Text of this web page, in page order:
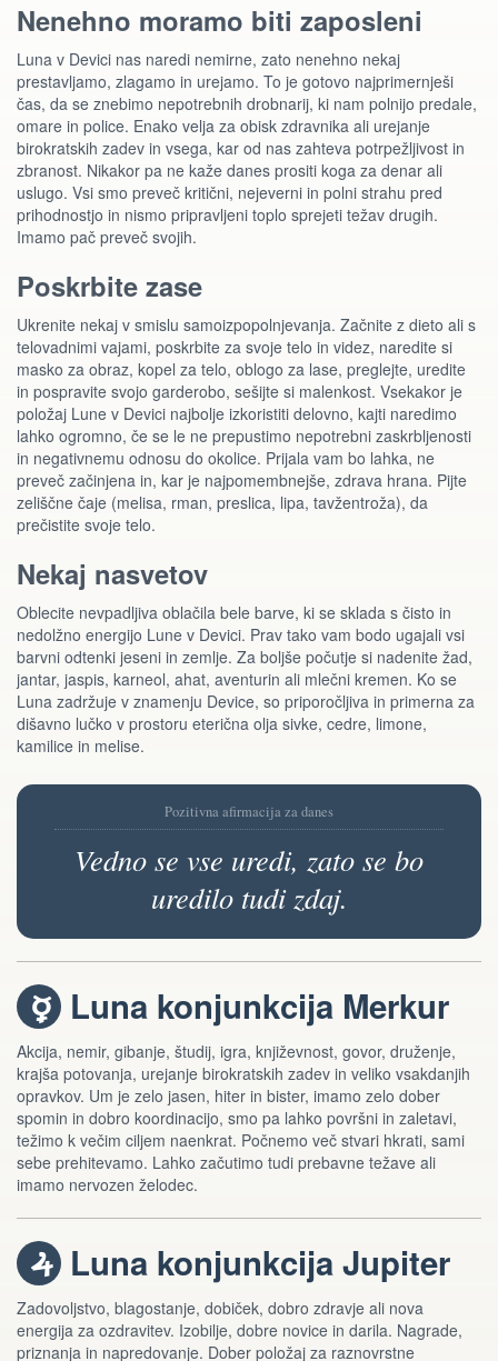
Nenehno moramo biti zaposleni
Luna v Devici nas naredi nemirne, zato nenehno nekaj
prestavljamo, zlagamo in urejamo. To je gotovo najprimernješi
čas, da se znebimo nepotrebnih drobnarij, ki nam polnijo predale,
omare in police. Enako velja za obisk zdravnika ali urejanje
birokratskih zadev in vsega, kar od nas zahteva potrpežljivost in
zbranost. Nikakor pa ne kaže danes prositi koga za denar ali
uslugo. Vsi smo preveč kritični, nejeverni in polni strahu pred
prihodnostjo in nismo pripravljeni toplo sprejeti težav drugih.
Imamo pač preveč svojih.
Poskrbite zase
Ukrenite nekaj v smislu samoizpopolnjevanja. Začnite z dieto ali s
telovadnimi vajami, poskrbite za svoje telo in videz, naredite si
masko za obraz, kopel za telo, oblogo za lase, preglejte, uredite
in pospravite svojo garderobo, sešijte si malenkost. Vsekakor je
položaj Lune v Devici najbolje izkoristiti delovno, kajti naredimo
lahko ogromno, če se le ne prepustimo nepotrebni zaskrbljenosti
in negativnemu odnosu do okolice. Prijala vam bo lahka, ne
preveč začinjena in, kar je najpomembnejše, zdrava hrana. Pijte
zeliščne čaje (melisa, rman, preslica, lipa, tavžentroža), da
prečistite svoje telo.
Nekaj nasvetov
Oblecite nevpadljiva oblačila bele barve, ki se sklada s čisto in
nedolžno energijo Lune v Devici. Prav tako vam bodo ugajali vsi
barvni odtenki jeseni in zemlje. Za boljše počutje si nadenite žad,
jantar, jaspis, karneol, ahat, aventurin ali mlečni kremen. Ko se
Luna zadržuje v znamenju Device, so priporočljiva in primerna za
dišavno lučko v prostoru eterična olja sivke, cedre, limone,
kamilice in melise.
Pozitivna afirmacija za danes
Vedno se vse uredi, zato se bo
uredilo tudi zdaj.
c Luna konjunkcija Merkur
Akcija, nemir, gibanje, študij, igra, književnost, govor, druženje,
krajša potovanja, urejanje birokratskih zadev in veliko vsakdanjih
opravkov. Um je zelo jasen, hiter in bister, imamo zelo dober
spomin in dobro koordinacijo, smo pa lahko površni in zaletavi,
težimo k večim ciljem naenkrat. Počnemo več stvari hkrati, sami
sebe prehitevamo. Lahko začutimo tudi prebavne težave ali
imamo nervozen želodec.
f Luna konjunkcija Jupiter
Zadovoljstvo, blagostanje, dobiček, dobro zdravje ali nova
energija za ozdravitev. Izobilje, dobre novice in darila. Nagrade,
priznanja in napredovanje. Dober položaj za raznovrstne